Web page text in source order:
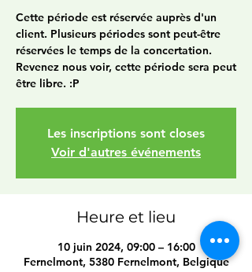
Cette période est réservée auprès d'un
client. Plusieurs périodes sont peut-être
réservées le temps de la concertation.
Revenez nous voir, cette période sera peut
être libre. :P
Les inscriptions sont closes
Voir d'autres événements
Heure et lieu
10 juin 2024, 09:00 – 16:00
Fernelmont, 5380 Fernelmont, Belgique